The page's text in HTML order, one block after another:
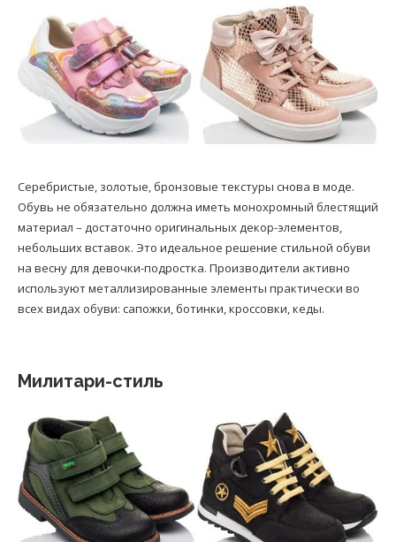
Серебристые, золотые, бронзовые текстуры снова в моде.
Обувь не обязательно должна иметь монохромный блестящий
материал – достаточно оригинальных декор-элементов,
небольших вставок. Это идеальное решение стильной обуви
на весну для девочки-подростка. Производители активно
используют металлизированные элементы практически во
всех видах обуви: сапожки, ботинки, кроссовки, кеды.
Милитари-стиль